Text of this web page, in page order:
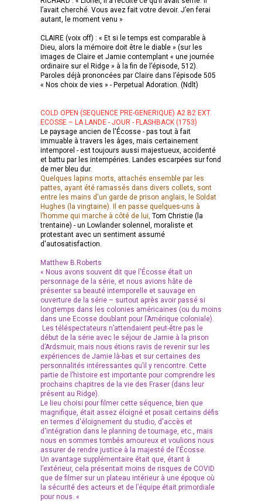
l’avait cherché. Vous avez fait votre devoir. J’en ferai
autant, le moment venu »
CLAIRE (voix off) : « Et si le temps est comparable à
Dieu, alors la mémoire doit être le diable » (sur les
images de Claire et Jamie contemplant « une journée
ordinaire sur el Ridge » à la fin de l’épisode, 512).
Paroles déjà prononcées par Claire dans l’épisode 505
« Nos choix de vies » - Perpetual Adoration. (Ndlt)
COLD OPEN (SEQUENCE PRE-GENERIQUE) A2 B2 EXT.
ECOSSE – LA LANDE - JOUR - FLASHBACK (1753)
Le paysage ancien de l'Écosse - pas tout à fait
immuable à travers les âges, mais certainement
intemporel - est toujours aussi majestueux, accidenté
et battu par les intempéries. Landes escarpées sur fond
de mer bleu dur.
Quelques lapins morts, attachés ensemble par les
pattes, ayant été ramassés dans divers collets, sont
entre les mains d'un garde de prison anglais, le Soldat
Hughes (la vingtaine). Il en passe quelques-uns à
l’homme qui marche à côté de lui, Tom Christie (la
trentaine) - un Lowlander solennel, moraliste et
protestant avec un sentiment assumé
d'autosatisfaction.
Matthew B.Roberts
« Nous avons souvent dit que l'Écosse était un
personnage de la série, et nous avions hâte de
présenter sa beauté intemporelle et sauvage en
ouverture de la série – surtout après avoir passé si
longtemps dans les colonies américaines (ou du moins
dans une Ecosse doublant pour l’Amérique coloniale).
Les téléspectateurs n’attendaient peut-être pas le
début de la série avec le séjour de Jamie à la prison
d’Ardsmuir, mais nous étions ravis de revenir sur les
expériences de Jamie là-bas et sur certaines des
personnalités intéressantes qu’il y rencontre. Cette
partie de l’histoire est importante pour comprendre les
prochains chapitres de la vie des Fraser (dans leur
présent au Ridge).
Le lieu choisi pour filmer cette séquence, bien que
magnifique, était assez éloigné et posait certains défis
en termes d'éloignement du studio, d'accès et
d'intégration dans le planning de tournage, etc., mais
nous en sommes tombés amoureux et voulions nous
assurer de rendre justice à la majesté de l'Écosse.
Un avantage supplémentaire était que, étant à
l’extérieur, cela présentait moins de risques de COVID
que de filmer sur un plateau intérieur à une époque où
la sécurité des acteurs et de l’équipe était primordiale
pour nous. «